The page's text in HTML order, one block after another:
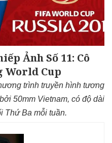
Ảnh Số 11: Cô
World Cup
trình truyền hình tương
50mm Vietnam, có độ dài
Thứ Ba mỗi tuần.